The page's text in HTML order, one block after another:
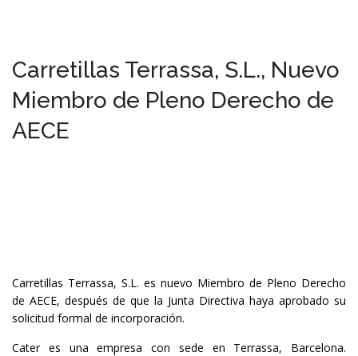
Carretillas Terrassa, S.L., Nuevo
Miembro de Pleno Derecho de
AECE
Carretillas Terrassa, S.L. es nuevo Miembro de Pleno Derecho
de AECE, después de que la Junta Directiva haya aprobado su
solicitud formal de incorporación.
Cater es una empresa con sede en Terrassa, Barcelona.